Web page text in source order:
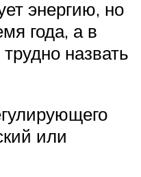
энергию, но
года, а в
назвать
или